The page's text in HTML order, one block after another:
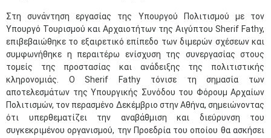
Στη συνάντηση εργασίας της Υπουργού Πολιτισμού με τον
Υπουργό Τουρισμού και Αρχαιοτήτων της Αιγύπτου Sherif Fathy,
επιβεβαιώθηκε το εξαιρετικό επίπεδο των διμερών σχέσεων και
συμφωνήθηκε η περαιτέρω ενίσχυση της συνεργασίας στους
τομείς της προστασίας και ανάδειξης της πολιτιστικής
κληρονομιάς. Ο Sherif Fathy τόνισε τη σημασία των
αποτελεσμάτων της Υπουργικής Συνόδου του Φόρουμ Αρχαίων
Πολιτισμών, τον περασμένο Δεκέμβριο στην Αθήνα, σημειώνοντας
ότι υπερθεματίζει την αναβάθμιση και διεύρυνση του
συγκεκριμένου οργανισμού, την Προεδρία του οποίου θα ασκήσει